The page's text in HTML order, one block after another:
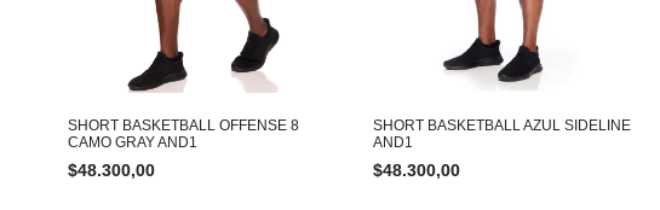
SHORT BASKETBALL OFFENSE 8
CAMO GRAY AND1
$48.300,00
SHORT BASKETBALL AZUL SIDELINE
AND1
$48.300,00